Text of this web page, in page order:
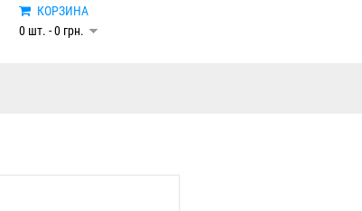
КОРЗИНА
0 шт. - 0 грн.